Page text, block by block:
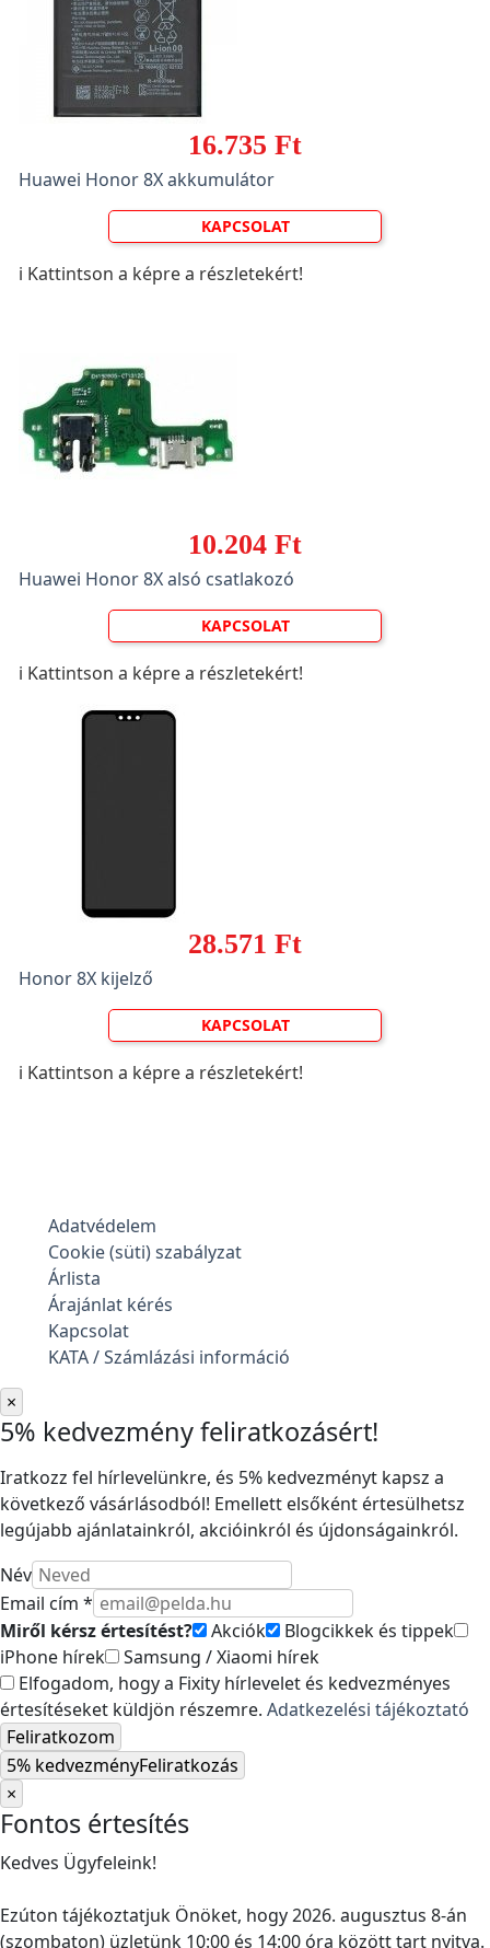
16.735 Ft
Huawei Honor 8X akkumulátor
KAPCSOLAT
ℹ️ Kattintson a képre a részletekért!
10.204 Ft
Huawei Honor 8X alsó csatlakozó
KAPCSOLAT
ℹ️ Kattintson a képre a részletekért!
28.571 Ft
Honor 8X kijelző
KAPCSOLAT
ℹ️ Kattintson a képre a részletekért!
Adatvédelem
Cookie (süti) szabályzat
Árlista
Árajánlat kérés
Kapcsolat
KATA / Számlázási információ
×
5% kedvezmény feliratkozásért!
Iratkozz fel hírlevelünkre, és 5% kedvezményt kapsz a
következő vásárlásodból! Emellett elsőként értesülhetsz
legújabb ajánlatainkról, akcióinkról és újdonságainkról.
Név
Email cím *
Miről kérsz értesítést?
Akciók
Blogcikkek és tippek
iPhone hírek
Samsung / Xiaomi hírek
Elfogadom, hogy a Fixity hírlevelet és kedvezményes
értesítéseket küldjön részemre. Adatkezelési tájékoztató
Feliratkozom
5% kedvezményFeliratkozás
×
Fontos értesítés
Kedves Ügyfeleink!
Ezúton tájékoztatjuk Önöket, hogy 2026. augusztus 8-án
(szombaton) üzletünk 10:00 és 14:00 óra között tart nyitva.